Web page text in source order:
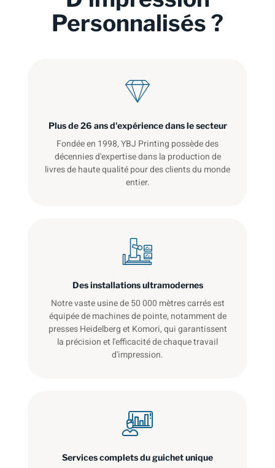
Personnalisés ?
Plus de 26 ans d'expérience dans le secteur
Fondée en 1998, YBJ Printing possède des
décennies d'expertise dans la production de
livres de haute qualité pour des clients du monde
entier.
Des installations ultramodernes
Notre vaste usine de 50 000 mètres carrés est
équipée de machines de pointe, notamment de
presses Heidelberg et Komori, qui garantissent
la précision et l'efficacité de chaque travail
d'impression.
Services complets du guichet unique